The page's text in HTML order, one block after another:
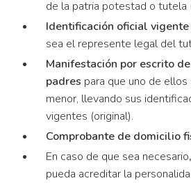
de la patria potestad o tutela
Identificación oficial vigente
sea el represente legal del
Manifestación por escrito
padres para que uno de
menor, llevando sus
vigentes (original).
Comprobante de domicilio
En caso de que sea necesario
pueda acreditar la